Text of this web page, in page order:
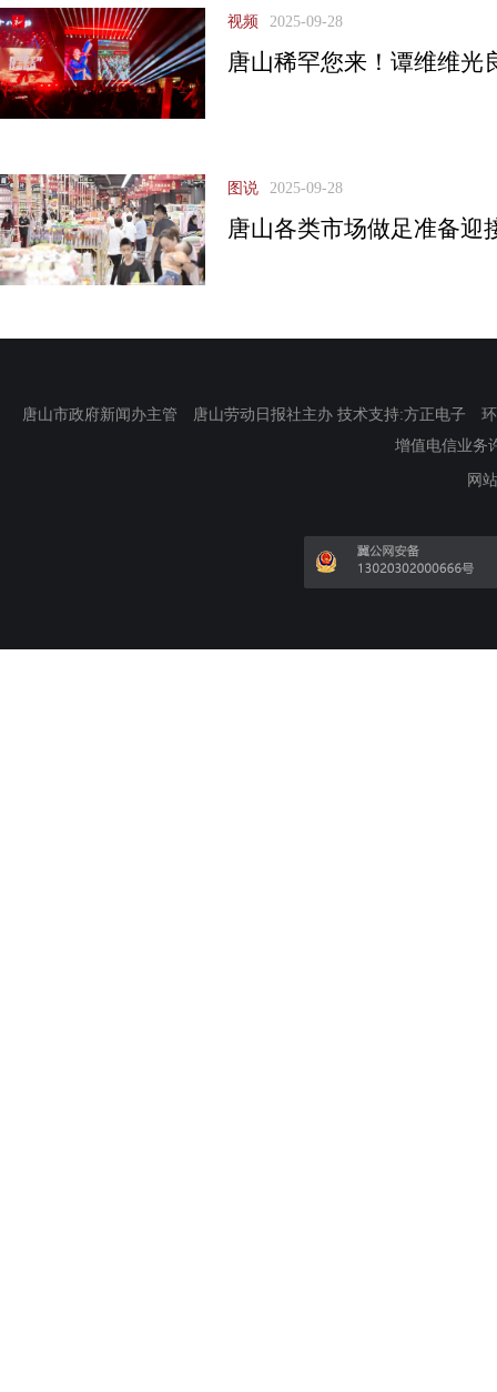
视频 2025-09-28
唐山稀罕您来！谭维维光
图说 2025-09-28
唐山各类市场做足准备迎
唐山市政府新闻办主管 唐山劳动日报社主办 技术支持:方正电子
增值电信业务
网